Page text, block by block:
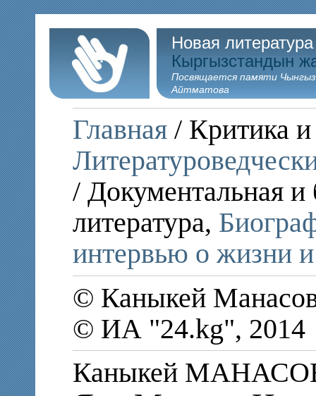
Новая
Кыргызстандын
Посвящается памяти
Айтматова
Главная / Критика и
/ Документальная и
литература,
интервью о жизни и
© Каныкей
© ИА "24.kg", 2014
Каныкей